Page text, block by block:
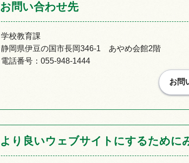
お問い合わせ先
学校教育課
静岡県伊豆の国市長岡346-1 あやめ会館2階
電話番号：055-948-1444
より良いウェブサイトにするために